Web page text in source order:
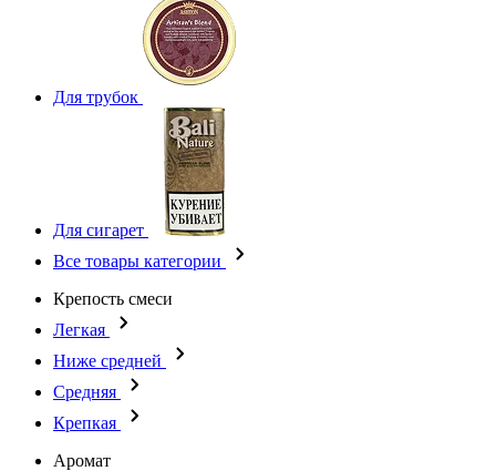
Для трубок
Для сигарет
Все товары категории
Крепость смеси
Легкая
Ниже средней
Средняя
Крепкая
Аромат